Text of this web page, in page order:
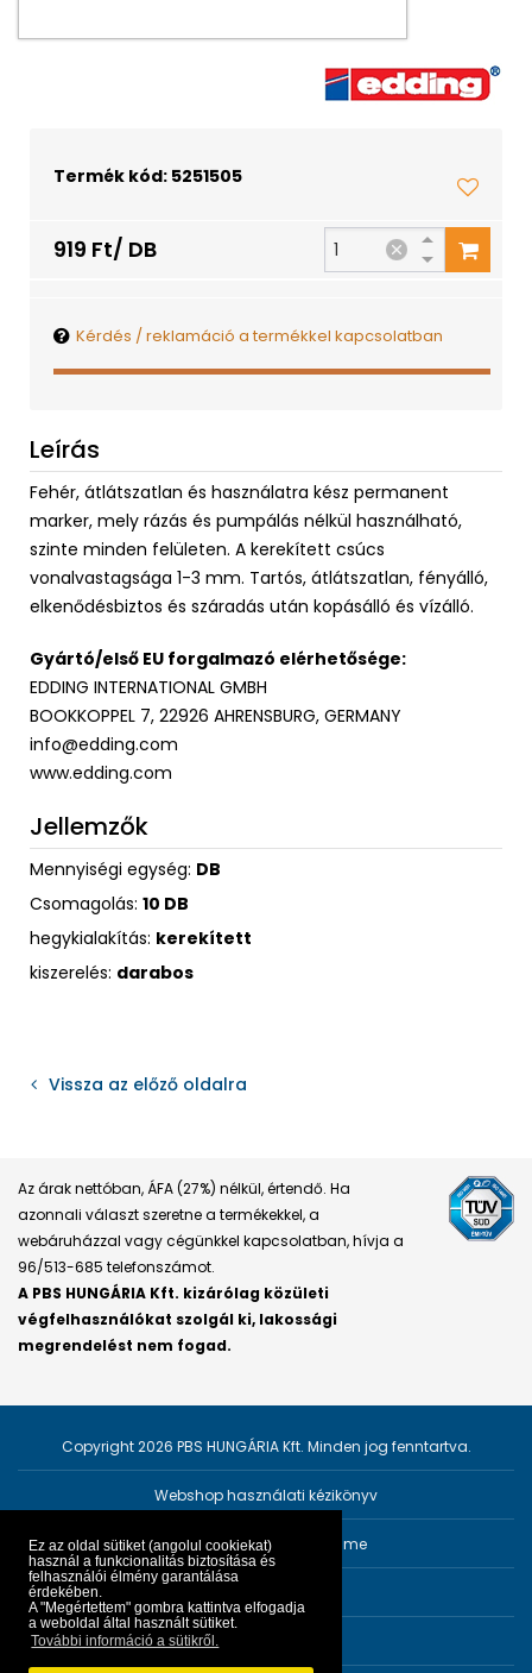
Ez az oldal sütiket (angolul cookiekat)
használ a funkcionalitás biztosítása és
felhasználói élmény garantálása
érdekében.
A "Megértettem" gombra kattintva elfogadja
a weboldal által használt sütiket.
További információ a sütikről.
Termék kód: 5251505
919 Ft/ DB
Kérdés / reklamáció a termékkel kapcsolatban
Leírás
Fehér, átlátszatlan és használatra kész permanent
marker, mely rázás és pumpálás nélkül használható,
szinte minden felületen. A kerekített csúcs
vonalvastagsága 1-3 mm. Tartós, átlátszatlan, fényálló,
elkenődésbiztos és száradás után kopásálló és vízálló.
Gyártó/első EU forgalmazó elérhetősége:
EDDING INTERNATIONAL GMBH
BOOKKOPPEL 7, 22926 AHRENSBURG, GERMANY
info@edding.com
www.edding.com
Jellemzők
Mennyiségi egység: DB
Csomagolás: 10 DB
hegykialakítás: kerekített
kiszerelés: darabos
Vissza az előző oldalra
Az árak nettóban, ÁFA (27%) nélkül, értendő. Ha
azonnali választ szeretne a termékekkel, a
webáruházzal vagy cégünkkel kapcsolatban, hívja a
96/513-685 telefonszámot.
A PBS HUNGÁRIA Kft. kizárólag közületi
végfelhasználókat szolgál ki, lakossági
megrendelést nem fogad.
Copyright 2026 PBS HUNGÁRIA Kft. Minden jog fenntartva.
Webshop használati kézikönyv
Személyes adatok védelme